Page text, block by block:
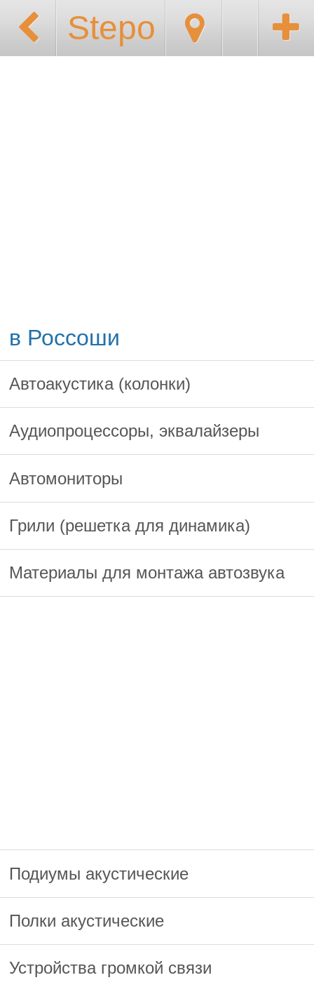
Stepo
в Россоши
Автоакустика (колонки)
Аудиопроцессоры, эквалайзеры
Автомониторы
Грили (решетка для динамика)
Материалы для монтажа автозвука
Подиумы акустические
Полки акустические
Устройства громкой связи